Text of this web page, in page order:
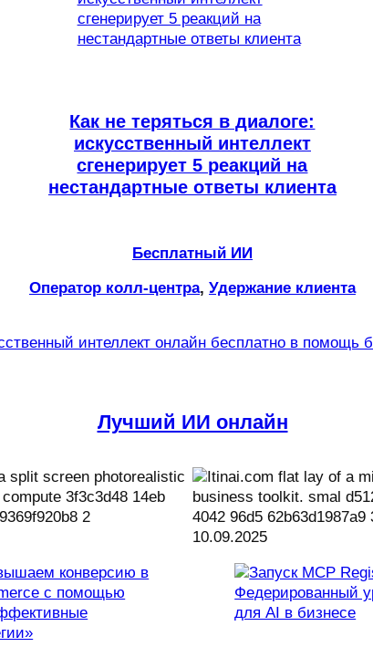
Как не теряться в диалоге:
искусственный интеллект
сгенерирует 5 реакций на
нестандартные ответы клиента
Бесплатный ИИ
Оператор колл-центра, Удержание клиента
интеллект онлайн бесплатно в помощь
Лучший ИИ онлайн
10.09.2025